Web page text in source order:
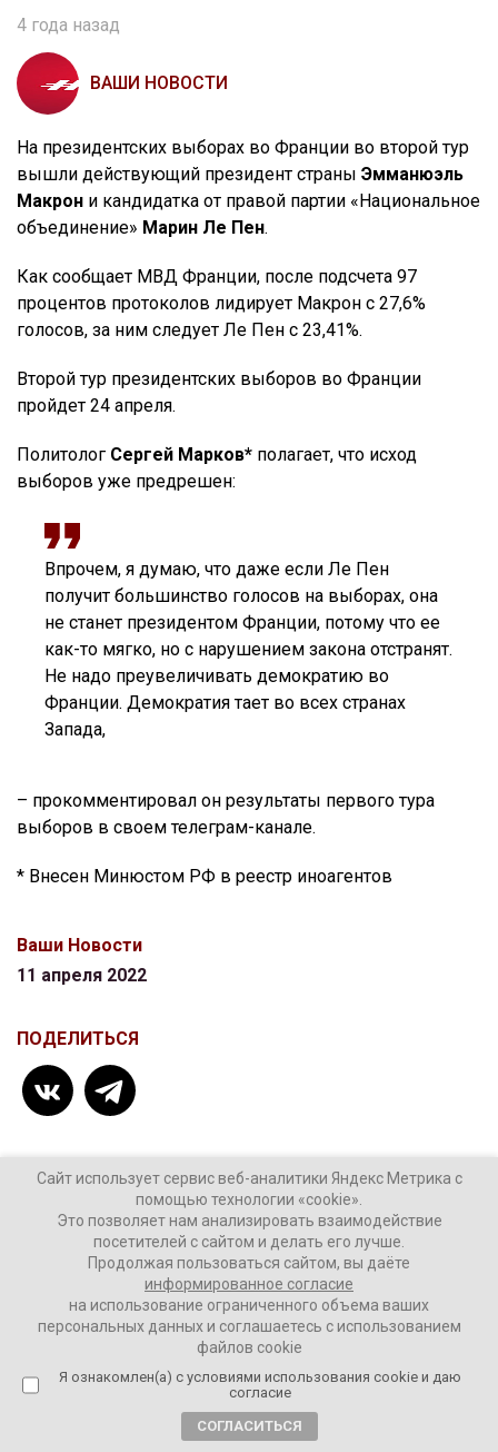
4 года назад
ВАШИ НОВОСТИ
На президентских выборах во Франции во второй тур
вышли действующий президент страны Эмманюэль
Макрон и кандидатка от правой партии «Национальное
объединение» Марин Ле Пен.
Как сообщает МВД Франции, после подсчета 97
процентов протоколов лидирует Макрон с 27,6%
голосов, за ним следует Ле Пен с 23,41%.
Второй тур президентских выборов во Франции
пройдет 24 апреля.
Политолог Сергей Марков* полагает, что исход
выборов уже предрешен:
Впрочем, я думаю, что даже если Ле Пен
получит большинство голосов на выборах, она
не станет президентом Франции, потому что ее
как-то мягко, но с нарушением закона отстранят.
Не надо преувеличивать демократию во
Франции. Демократия тает во всех странах
Запада,
– прокомментировал он результаты первого тура
выборов в своем телеграм-канале.
* Внесен Минюстом РФ в реестр иноагентов
Ваши Новости
11 апреля 2022
ПОДЕЛИТЬСЯ
Марин Ле Пен
президентские выборы во Франции
Результаты первого тура
Эммануэль Макрон
Сайт использует сервис веб-аналитики Яндекс Метрика с
помощью технологии «cookie».
Это позволяет нам анализировать взаимодействие
посетителей с сайтом и делать его лучше.
Продолжая пользоваться сайтом, вы даёте
информированное согласие
на использование ограниченного объема ваших
персональных данных и соглашаетесь с использованием
файлов cookie
Я ознакомлен(а) с условиями использования cookie и даю
согласие
СОГЛАСИТЬСЯ